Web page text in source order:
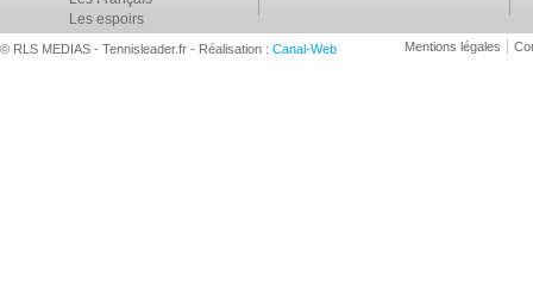
Les espoirs
© RLS MEDIAS - Tennisleader.fr - Réalisation : Canal-Web Mentions légales